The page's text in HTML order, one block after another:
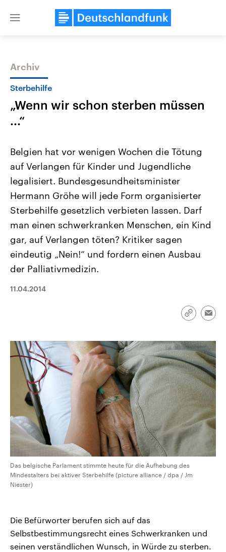
Close
Themen
Landtagswahl Sachsen-Anhalt
2026
Alle Informationen
Sachsen-Anhalt wählt am 6.
September 2026 einen neuen
Landtag. Seit 2021 wird das
Bundesland von einer Koalition aus
Umfragen, Prognosen,
Wahlprogramme, aktuelle Berichte
und Hintergründe zu den Parteien
und Kandidaten der anstehenden
Wahl.
USA
Aktuelle Beiträge,
Hintergründe
Wirtschaftlich und
gehören die Vereinigten
den mächtigsten Ländern
mit großem Einfluss auf
Sendungen Programm Podcasts
Archiv
Sterbehilfe
„Wenn wir schon sterben müssen
...“
Belgien hat vor wenigen Wochen die Tötung
auf Verlangen für Kinder und Jugendliche
legalisiert. Bundesgesundheitsminister
Hermann Gröhe will jede Form organisierter
Sterbehilfe gesetzlich verbieten lassen. Darf
man einen schwerkranken Menschen, ein Kind
gar, auf Verlangen töten? Kritiker sagen
eindeutig „Nein!“ und fordern einen Ausbau
der Palliativmedizin.
11.04.2014
Link
Das belgische Parlament stimmte heute für die Aufhebung des
Mindestalters bei aktiver Sterbehilfe (picture alliance / dpa / Jm
Niester)
Die Befürworter berufen sich auf das
Selbstbestimmungsrecht eines Schwerkranken und
seinen verständlichen Wunsch, in Würde zu sterben.